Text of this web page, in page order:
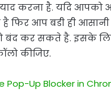
याद करना है. यदि
है फिर आप बडी ही
बंद कर सकते है. इसके
कीजिए.
Pop-Up Blocker in